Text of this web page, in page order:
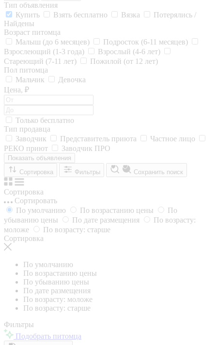
Тип объявления
Купить
Взять бесплатно Вязка
Потерялись /
Найдены
Возраст питомца
Малыш (до 6 месяцев)
Подросток (6-11 месяцев)
Взрослеющий (1-3 года)
Взрослый (4-6 лет)
Стареющий (7-11 лет)
Пожилой (от 12 лет)
Пол питомца
Мальчик
Девочка
Цена, ₽
Только бесплатно
Тип продавца
Заводчик
Представитель приюта
Частное лицо
РЕКО приют
Заводчик ПРО
Показать объявления
Сортировка
Фильтры Сохранить поиск
Сортировка
Сортировать
По умолчанию
По возрастанию цены
По
убыванию цены
По дате размещения
По возрасту:
моложе
По возрасту: старше
Сортировка
По умолчанию
По возрастанию цены
По убыванию цены
По дате размещения
По возрасту: моложе
По возрасту: старше
Фильтры
Подобрать питомца